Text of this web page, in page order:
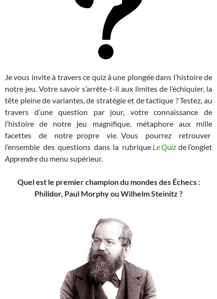
Je vous invite à travers ce quiz à une plongée dans l’histoire de
notre jeu. Votre savoir s’arrête-t-il aux limites de l’échiquier, la
tête pleine de variantes, de stratégie et de tactique ? Testez, au
travers d’une question par jour, votre connaissance de
l’histoire de notre jeu magnifique, métaphore aux mille
facettes de notre propre vie. Vous pourrez retrouver
l’ensemble des questions dans la rubrique Le Quiz de l’onglet
Apprendredu menu supérieur.
Quel est le premier champion du mondes des Échecs :
Philidor, Paul Morphy ou Wilhelm Steinitz ?